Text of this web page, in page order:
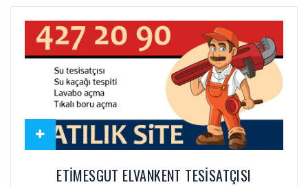
ETIMESGUT ELVANKENT TESISATÇISI